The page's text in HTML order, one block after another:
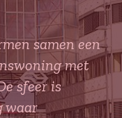
samen een
met
sfeer is
waar